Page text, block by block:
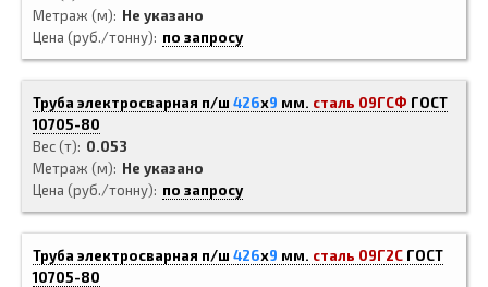
Метраж (м)
Не указано
Цена (руб./тонну)
по запросу
Труба электросварная п/ш 426x9 мм. сталь 09ГСФ ГОСТ
10705-80
Вес (т)
0.053
Метраж (м)
Не указано
Цена (руб./тонну)
по запросу
Труба электросварная п/ш 426x9 мм. сталь 09Г2С ГОСТ
10705-80